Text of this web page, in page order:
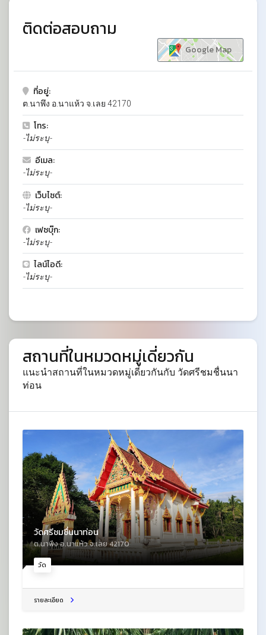
ติดต่อสอบถาม
Google Map
ที่อยู่:
ต.นาพึง อ.นาแห้ว จ.เลย 42170
โทร:
-ไม่ระบุ-
อีเมล:
-ไม่ระบุ-
เว็บไซต์:
-ไม่ระบุ-
เฟซบุ๊ก:
-ไม่ระบุ-
ไลน์ไอดี:
-ไม่ระบุ-
สถานที่ในหมวดหมู่เดี่ยวกัน
แนะนำสถานที่ในหมวดหมู่เดี่ยวกันกับ วัดศรีชมชื่นนา
ท่อน
วัด
วัดศรีชมชื่นนาท่อน
ต.นาพึง อ.นาแห้ว จ.เลย 42170
รายละเอียด